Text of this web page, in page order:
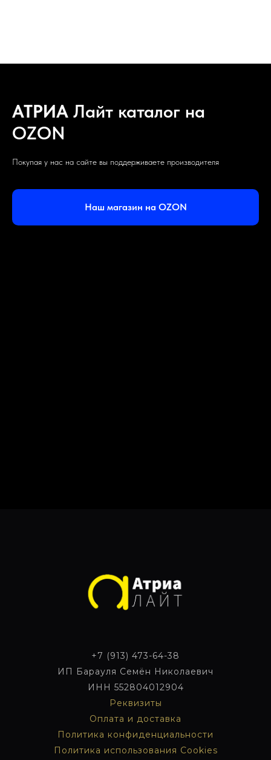
АТРИА Лайт каталог на
OZON
Покупая у нас на сайте вы поддерживаете производителя
Наш магазин на OZON
+7 (913) 473-64-38
ИП Барауля Семён Николаевич
ИНН 552804012904
Реквизиты
Оплата и доставка
Политика конфиденциальности
Политика использования Cookies